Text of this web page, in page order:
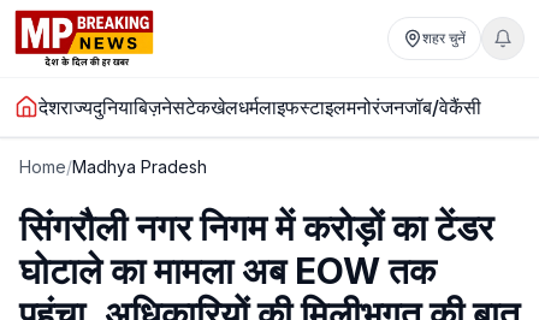
शहर चुनें
देशराज्यदुनियाबिज़नेसटेकखेलधर्मलाइफस्टाइलमनोरंजनजॉब/वेकैंसी
Home/Madhya Pradesh
सिंगरौली नगर निगम में करोड़ों का टेंडर
घोटाले का मामला अब EOW तक